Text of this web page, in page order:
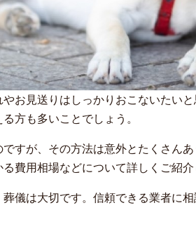
お見送りはしっかりおこないたい
方も多いことでしょう。
すが、その方法は意外とたくさん
費用相場などについて詳しくご紹介
儀は大切です。信頼できる業者に